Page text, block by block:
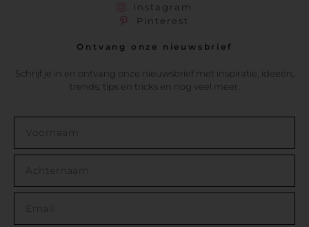
Instagram
Pinterest
Ontvang onze nieuwsbrief
Schrijf je in en ontvang onze nieuwsbrief met inspiratie, ideeën,
trends, tips en tricks en nog veel meer.